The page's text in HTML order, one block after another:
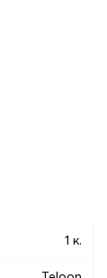
1 κ.